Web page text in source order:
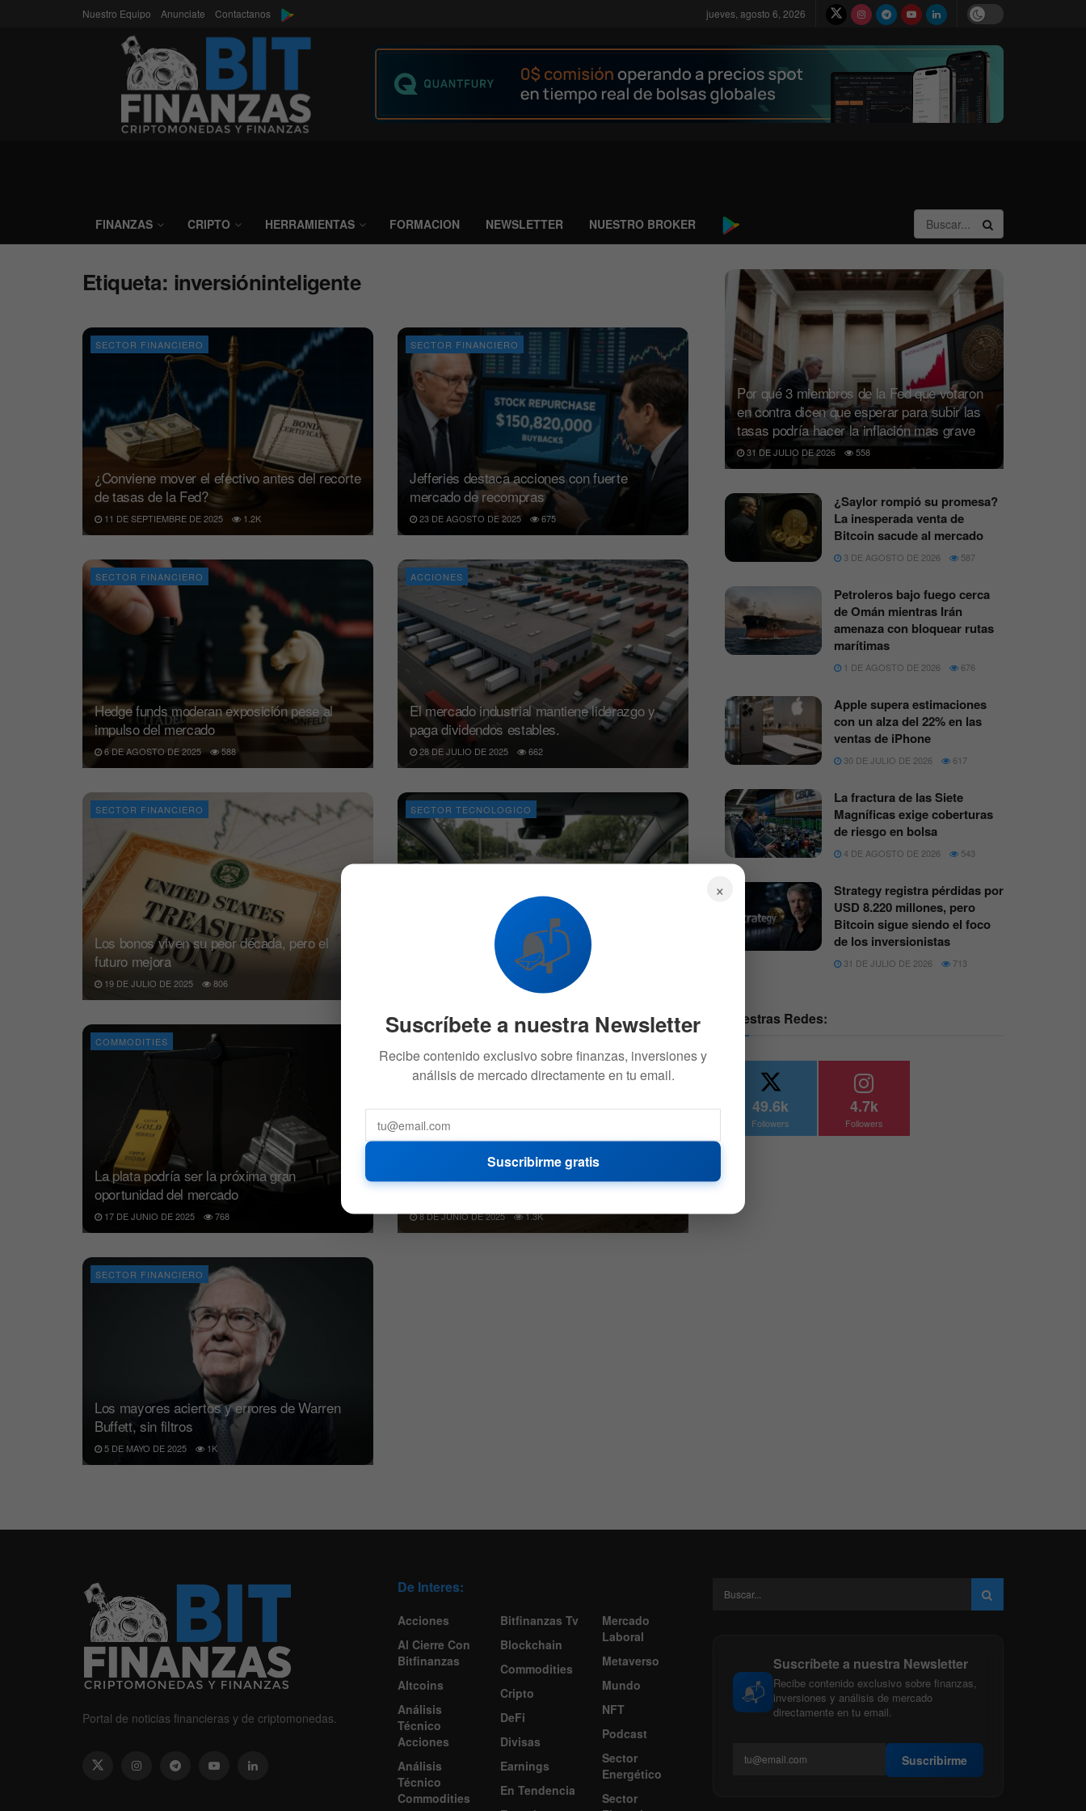
Nuestro Equipo Anunciate Contactanos jueves, agosto 6, 2026
FINANZAS CRIPTO HERRAMIENTAS FORMACION NEWSLETTER NUESTRO BROKER
Etiqueta: inversióninteligente
SECTOR FINANCIERO
¿Conviene mover el efectivo antes del recorte
de tasas de la Fed?
11 DE SEPTIEMBRE DE 2025 1.2K
SECTOR FINANCIERO
Jefferies destaca acciones con fuerte
mercado de recompras
23 DE AGOSTO DE 2025 675
SECTOR FINANCIERO
Hedge funds moderan exposición pese al
impulso del mercado
6 DE AGOSTO DE 2025 588
ACCIONES
El mercado industrial mantiene liderazgo y
paga dividendos estables.
28 DE JULIO DE 2025 662
SECTOR FINANCIERO
Los bonos viven su peor década, pero el
futuro mejora
19 DE JULIO DE 2025 806
SECTOR TECNOLOGICO
Tesla podría subir 45% con impulso de
robotaxis según Benchmark
26 DE JUNIO DE 2025
COMMODITIES
La plata podría ser la próxima gran
oportunidad del mercado
17 DE JUNIO DE 2025 768
Morgan Stanley apuesta por MP Materials y
ve fuerte potencial
8 DE JUNIO DE 2025 1.3K
SECTOR FINANCIERO
Los mayores aciertos y errores de Warren
Buffett, sin filtros
5 DE MAYO DE 2025 1K
Por qué 3 miembros de la Fed que votaron
en contra dicen que esperar para subir las
tasas podría hacer la inflación mas grave
31 DE JULIO DE 2026 558
¿Saylor rompió su promesa?
La inesperada venta de
Bitcoin sacude al mercado
3 DE AGOSTO DE 2026 587
Petroleros bajo fuego cerca
de Omán mientras Irán
amenaza con bloquear rutas
marítimas
1 DE AGOSTO DE 2026 676
Apple supera estimaciones
con un alza del 22% en las
ventas de iPhone
30 DE JULIO DE 2026 617
La fractura de las Siete
Magníficas exige coberturas
de riesgo en bolsa
4 DE AGOSTO DE 2026 543
Strategy registra pérdidas por
USD 8.220 millones, pero
Bitcoin sigue siendo el foco
de los inversionistas
31 DE JULIO DE 2026 713
Nuestras Redes:
49.6k
Followers
4.7k
Followers
Portal de noticias financieras y de criptomonedas.
De Interes:
Acciones
Al Cierre Con
Bitfinanzas
Altcoins
Análisis
Técnico
Acciones
Análisis
Técnico
Commodities
Bitfinanzas Tv
Blockchain
Commodities
Cripto
DeFi
Divisas
Earnings
En Tendencia
Mercado
Laboral
Metaverso
Mundo
NFT
Podcast
Sector
Energético
Sector
📬
Suscríbete a nuestra Newsletter
Recibe contenido exclusivo sobre finanzas,
inversiones y análisis de mercado
directamente en tu email.
Suscribirme
×
📬
Suscríbete a nuestra Newsletter
Recibe contenido exclusivo sobre finanzas, inversiones y
análisis de mercado directamente en tu email.
Suscribirme gratis